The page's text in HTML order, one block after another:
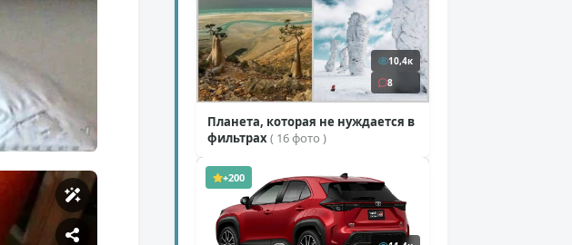
10,4к
8
Планета, которая не нуждается в
фильтрах( 16 фото )
+200